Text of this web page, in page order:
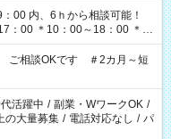
00 内、6ｈから相談可能！
：00 ＊10：00～18：00 ＊
00 ＊13：00～19：00
ご相談OKです ＃2カ月～短
活躍中 / 副業・WワークOK /
の大量募集 / 電話対応なし / パ